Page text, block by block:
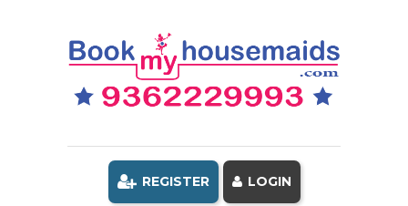
REGISTER LOGIN